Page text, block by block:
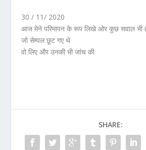
30 / 11/ 2020
आज मेने परिमापन के रूप लिखे ओर कुछ सवाल
जो सेम्पल छूट गए थे
वो लिए और उनकी भी जांच की
SHARE: